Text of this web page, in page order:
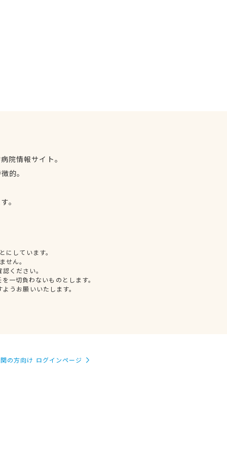
院情報サイト。
的。
。
しています。
せん。
ください。
一切負わないものとします。
うお願いいたします。
の方向け ログインページ